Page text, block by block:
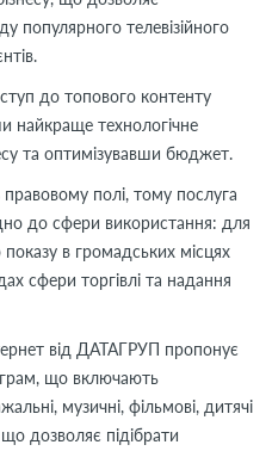
популярного телевізійного
до топового контенту
найкраще технологічне
та оптимізувавши бюджет.
полі, тому послуга
до сфери використання: для
в громадських місцях
сфери торгівлі та надання
від ДАТАГРУП пропонує
що включають
музичні, фільмові, дитячі
дозволяє підібрати